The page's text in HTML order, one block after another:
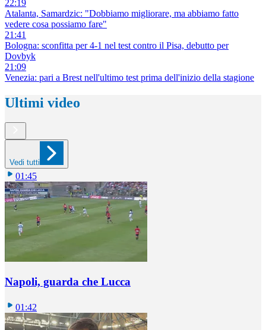
22:19
Atalanta, Samardzic: "Dobbiamo migliorare, ma abbiamo fatto
vedere cosa possiamo fare"
21:41
Bologna: sconfitta per 4-1 nel test contro il Pisa, debutto per
Dovbyk
21:09
Venezia: pari a Brest nell'ultimo test prima dell'inizio della stagione
Ultimi video
Vedi tutti
01:45
Napoli, guarda che Lucca
01:42